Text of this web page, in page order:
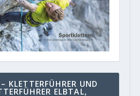
KLETTERFÜHRER UND
ELBTAL,